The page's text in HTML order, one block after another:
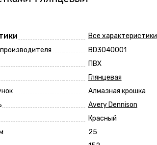
Все характеристики
BD3040001
ПВХ
Глянцевая
Алмазная крошка
Avery Dennison
Красный
25